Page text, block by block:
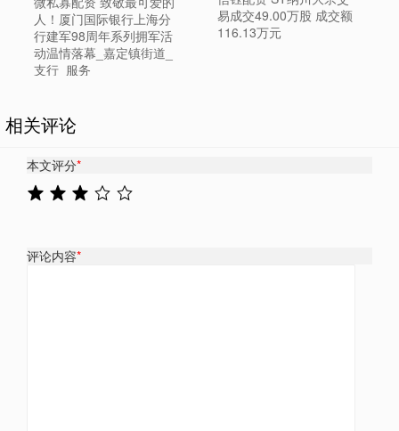
人！厦门国际银行上海分
行建军98周年系列拥军活
动温情落幕_嘉定镇街道_
支行_服务
易成交49.00万股 成交额
116.13万元
相关评论
本文评分*
评论内容*